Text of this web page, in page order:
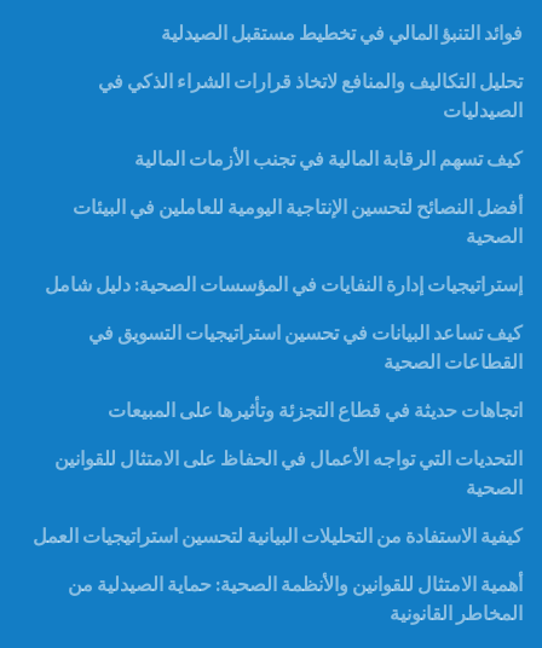
فوائد التنبؤ المالي في تخطيط مستقبل الصيدلية
تحليل التكاليف والمنافع لاتخاذ قرارات الشراء الذكي في
الصيدليات
كيف تسهم الرقابة المالية في تجنب الأزمات المالية
أفضل النصائح لتحسين الإنتاجية اليومية للعاملين في البيئات
الصحية
إستراتيجيات إدارة النفايات في المؤسسات الصحية: دليل شامل
كيف تساعد البيانات في تحسين استراتيجيات التسويق في
القطاعات الصحية
اتجاهات حديثة في قطاع التجزئة وتأثيرها على المبيعات
التحديات التي تواجه الأعمال في الحفاظ على الامتثال للقوانين
الصحية
كيفية الاستفادة من التحليلات البيانية لتحسين استراتيجيات العمل
أهمية الامتثال للقوانين والأنظمة الصحية: حماية الصيدلية من
المخاطر القانونية